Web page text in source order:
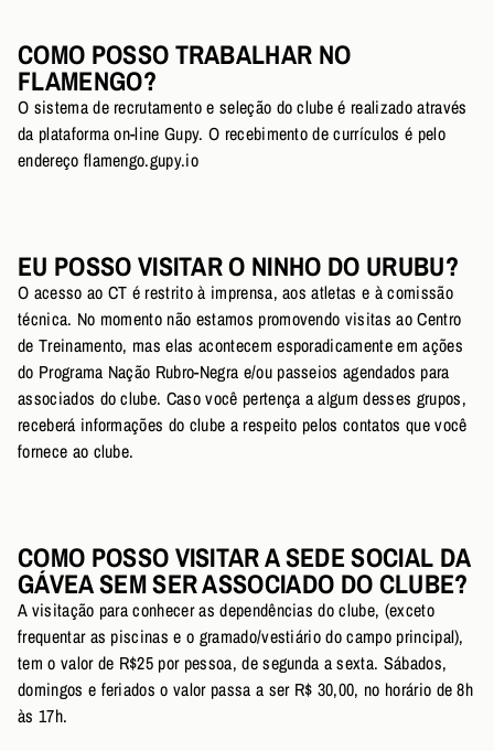
COMO POSSO TRABALHAR NO
FLAMENGO?
O sistema de recrutamento e seleção do clube é realizado através
da plataforma on-line Gupy. O recebimento de currículos é pelo
endereço flamengo.gupy.io
EU POSSO VISITAR O NINHO DO URUBU?
O acesso ao CT é restrito à imprensa, aos atletas e à comissão
técnica. No momento não estamos promovendo visitas ao Centro
de Treinamento, mas elas acontecem esporadicamente em ações
do Programa Nação Rubro-Negra e/ou passeios agendados para
associados do clube. Caso você pertença a algum desses grupos,
receberá informações do clube a respeito pelos contatos que você
fornece ao clube.
COMO POSSO VISITAR A SEDE SOCIAL DA
GÁVEA SEM SER ASSOCIADO DO CLUBE?
A visitação para conhecer as dependências do clube, (exceto
frequentar as piscinas e o gramado/vestiário do campo principal),
tem o valor de R$25 por pessoa, de segunda a sexta. Sábados,
domingos e feriados o valor passa a ser R$ 30,00, no horário de 8h
às 17h.